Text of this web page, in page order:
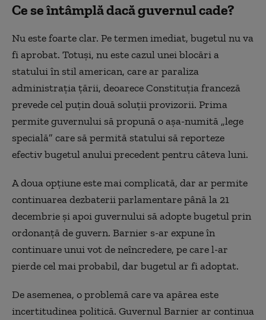
Ce se întâmplă dacă guvernul cade?
Nu este foarte clar. Pe termen imediat, bugetul nu va
fi aprobat. Totuși, nu este cazul unei blocări a
statului în stil american, care ar paraliza
administrația țării, deoarece Constituția franceză
prevede cel puțin două soluții provizorii. Prima
permite guvernului să propună o așa-numită „lege
specială” care să permită statului să reporteze
efectiv bugetul anului precedent pentru câteva luni.
A doua opțiune este mai complicată, dar ar permite
continuarea dezbaterii parlamentare până la 21
decembrie și apoi guvernului să adopte bugetul prin
ordonanță de guvern. Barnier s-ar expune în
continuare unui vot de neîncredere, pe care l-ar
pierde cel mai probabil, dar bugetul ar fi adoptat.
De asemenea, o problemă care va apărea este
incertitudinea politică. Guvernul Barnier ar continua